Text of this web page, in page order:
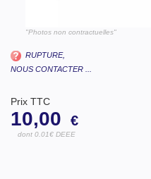
"Photos non contractuelles"
RUPTURE,
NOUS CONTACTER ...
Prix TTC
10,00 €
dont 0.01€ DEEE